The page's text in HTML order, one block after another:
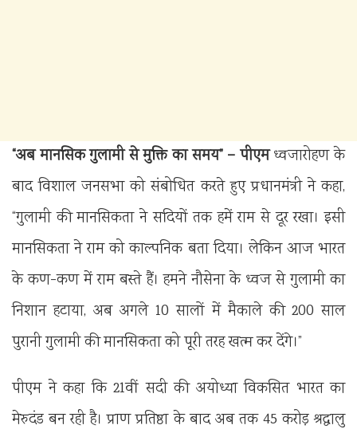
“अब मानसिक गुलामी से मुक्ति का समय” – पीएमध्वजारोहण के
बाद विशाल जनसभा को संबोधित करते हुए प्रधानमंत्री ने कहा,
“गुलामी की मानसिकता ने सदियों तक हमें राम से दूर रखा। इसी
मानसिकता ने राम को काल्पनिक बता दिया। लेकिन आज भारत
के कण-कण में राम बस्ते हैं। हमने नौसेना के ध्वज से गुलामी का
निशान हटाया, अब अगले 10 सालों में मैकाले की 200 साल
पुरानी गुलामी की मानसिकता को पूरी तरह खत्म कर देंगे।”
पीएम ने कहा कि 21वीं सदी की अयोध्या विकसित भारत का
मेरुदंड बन रही है। प्राण प्रतिष्ठा के बाद अब तक 45 करोड़ श्रद्धालु